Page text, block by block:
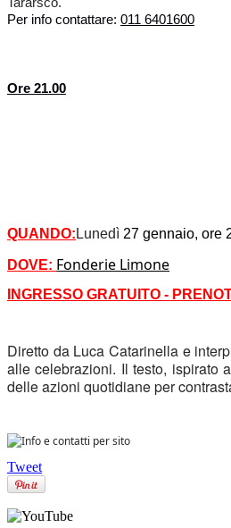
Per info contattare: 011 6401600
Ore 21.00
QUANDO: Lunedì 27 gennaio, ore
DOVE: Fonderie Limone
INGRESSO GRATUITO -
Diretto da Luca Catarinella e
alle celebrazioni. Il testo, ispirato
delle azioni quotidiane per
Tweet